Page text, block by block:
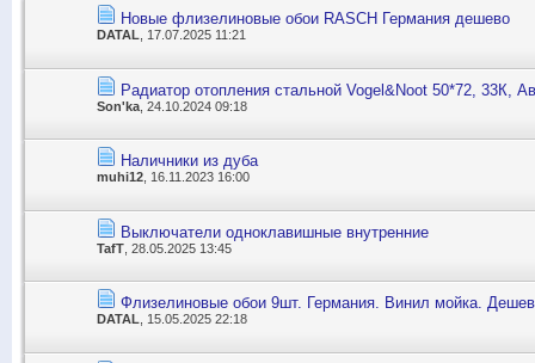
Новые флизелиновые обои RASCH Германия дешево
DATAL , 17.07.2025 11:21
Радиатор отопления стальной Vogel&Noot 50*72, 33К,
Son'ka , 24.10.2024 09:18
Наличники из дуба
muhi12 , 16.11.2023 16:00
Выключатели одноклавишные внутренние
TafT , 28.05.2025 13:45
Флизелиновые обои 9шт. Германия. Винил мойка.
DATAL , 15.05.2025 22:18